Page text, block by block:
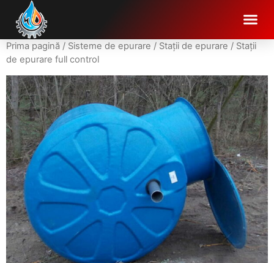
Prima pagină / Sisteme de epurare / Stații de epurare / Stații
de epurare full control